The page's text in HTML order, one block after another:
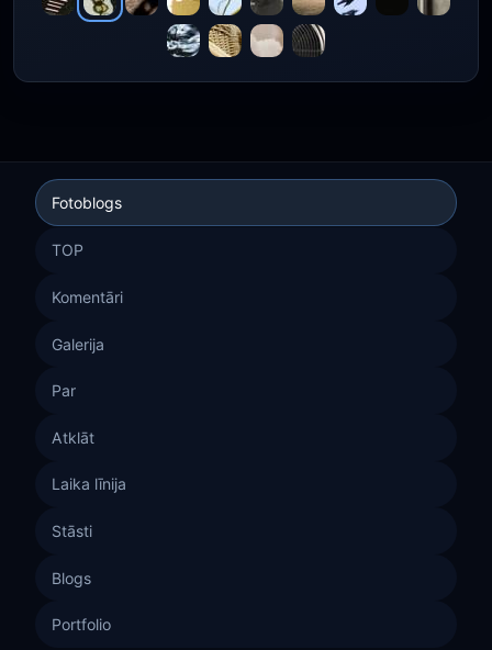
Fotoblogs
TOP
Komentāri
Galerija
Par
Atklāt
Laika līnija
Stāsti
Blogs
Portfolio